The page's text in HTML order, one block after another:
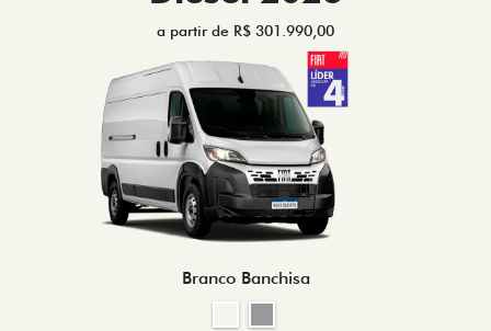
a partir de R$ 301.990,00
Branco Banchisa